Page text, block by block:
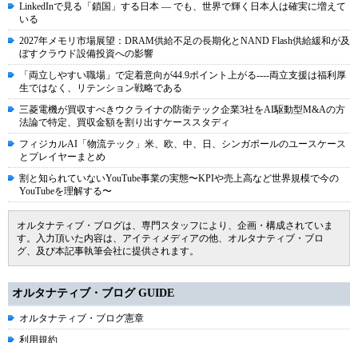
LinkedInで見る「鎖国」する日本 ― でも、世界で輝く日本人は確実に増えて
いる
2027年メモリ市場展望：DRAM供給不足の長期化とNAND Flash供給緩和が及
ぼすクラウド設備投資への影響
「両立しやすい職場」で定着意向が44.9ポイント上がる----両立支援は福利厚
生ではなく、リテンション戦略である
三菱電機が買収すべきウクライナの防衛テック企業3社をAI駆動型M&Aの方
法論で特定、買収金額を割り出すケーススタディ
フィジカルAI「物流テック」米、欧、中、日、シンガポールのユースケース
とプレイヤーまとめ
割と知られていないYouTube事業の実態〜KPIや売上高など世界規模で今の
YouTubeを理解する〜
オルタナティブ・ブログは、専門スタッフにより、企画・構成されていま
す。入力頂いた内容は、アイティメディアの他、オルタナティブ・ブロ
グ、及び本記事執筆会社に提供されます。
オルタナティブ・ブログ GUIDE
オルタナティブ・ブログ憲章
利用規約